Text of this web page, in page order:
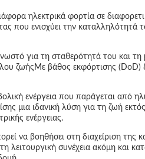
ηλεκτρικά φορτία σε
που ενισχύει την καταλληλότητά
για τη σταθερότητά του και τη
ζωήςΜε βάθος εκφόρτισης (DoD)
ενέργεια που παράγεται από
μια ιδανική λύση για τη ζωή
ενέργειας.
να βοηθήσει στη διαχείριση της
λειτουργική συνέχεια ακόμη και